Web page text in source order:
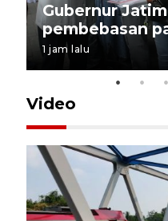
Gubernur
pembebasan
1 jam lalu
Video